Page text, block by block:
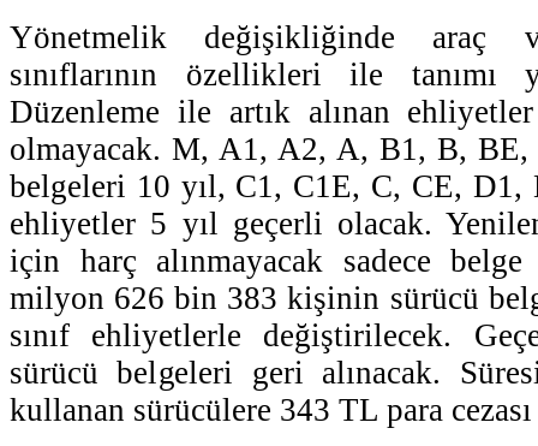
Yönetmelik değişikliğinde araç
sınıflarının özellikleri ile tanımı
Düzenleme ile artık alınan
olmayacak. M, A1, A2, A, B1, B, BE,
belgeleri 10 yıl, C1, C1E, C, CE, D1,
ehliyetler 5 yıl geçerli olacak.
için harç alınmayacak sadece belge
milyon 626 bin 383 kişinin sürücü
sınıf ehliyetlerle değiştirilecek.
sürücü belgeleri geri alınacak.
kullanan sürücülere 343 TL para cezası